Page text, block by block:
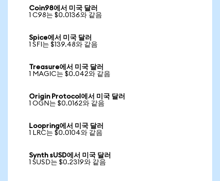
Coin98에서 미국 달러
1 C98는 $0.0136와 같음
Spice에서 미국 달러
1 SFI는 $139.48와 같음
Treasure에서 미국 달러
1 MAGIC는 $0.042와 같음
Origin Protocol에서 미국 달러
1 OGN는 $0.0162와 같음
Loopring에서 미국 달러
1 LRC는 $0.0104와 같음
Synth sUSD에서 미국 달러
1 SUSD는 $0.2319와 같음